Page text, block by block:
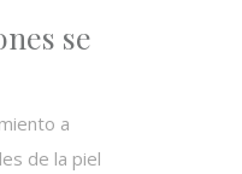
se
a
de la piel